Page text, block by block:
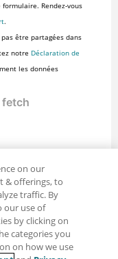
Rendez-vous
.
être partagées dans
notre Déclaration de
les données
on our
& offerings, to
traffic. By
our use of
by clicking on
categories you
on how we use